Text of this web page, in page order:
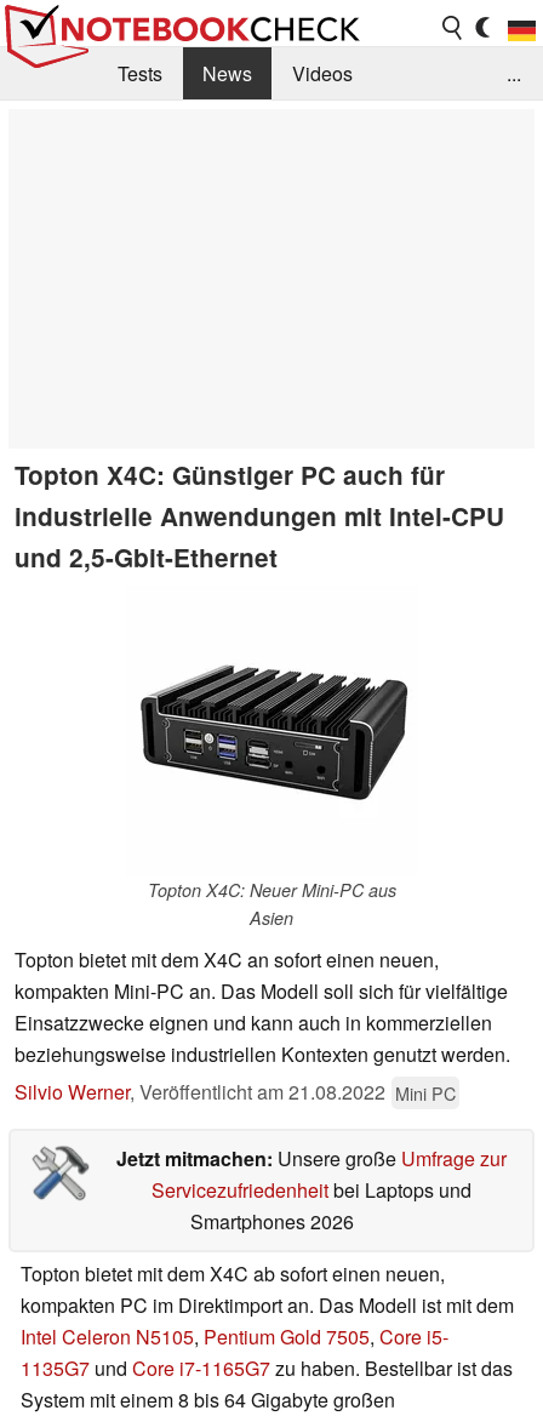
Tests News
Videos
...
Topton X4C: Günstiger PC auch für
industrielle Anwendungen mit Intel-CPU
und 2,5-Gbit-Ethernet
Topton X4C: Neuer Mini-PC aus
Asien
Topton bietet mit dem X4C an sofort einen neuen,
kompakten Mini-PC an. Das Modell soll sich für vielfältige
Einsatzzwecke eignen und kann auch in kommerziellen
beziehungsweise industriellen Kontexten genutzt werden.
Silvio Werner, Veröffentlicht am21.08.2022 Mini PC
Jetzt mitmachen: Unsere große Umfrage zur
Servicezufriedenheitbei Laptops und
Smartphones 2026
Topton bietet mit dem X4C ab sofort einen neuen,
kompakten PC im Direktimport an. Das Modell ist mit dem
Intel Celeron N5105, Pentium Gold 7505, Core i5-
1135G7 und Core i7-1165G7zu haben. Bestellbar ist das
System mit einem 8 bis 64 Gigabyte großen